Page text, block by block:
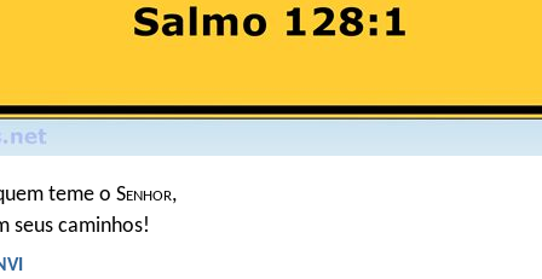
teme o Senhor,
seus caminhos!